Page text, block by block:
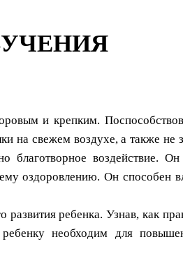
и крепким.
на свежем воздухе, а также
благотворное воздействие.
оздоровлению. Он способен
ребенка. Узнав, как
необходим для